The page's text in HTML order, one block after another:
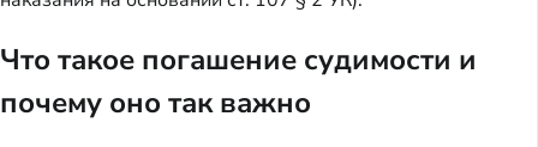
Что такое погашение судимости и
почему оно так важно